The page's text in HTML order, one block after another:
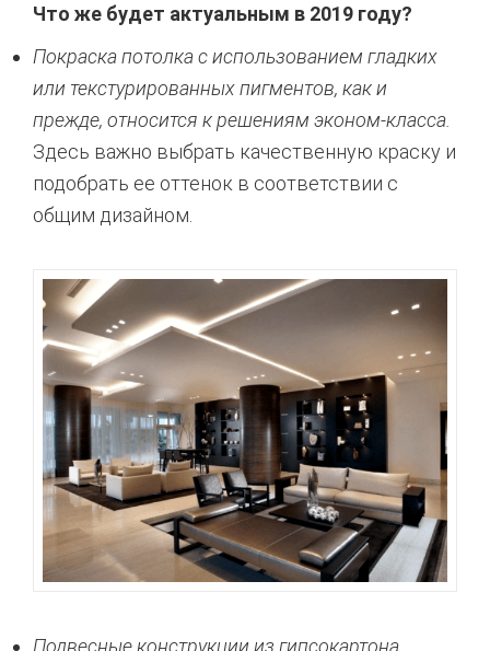
Что же будет актуальным в 2019 году?
Покраска потолка с использованием гладких
или текстурированных пигментов, как и
прежде, относится к решениям эконом-класса.
Здесь важно выбрать качественную краску и
подобрать ее оттенок в соответствии с
общим дизайном.
Подвесные конструкции из гипсокартона